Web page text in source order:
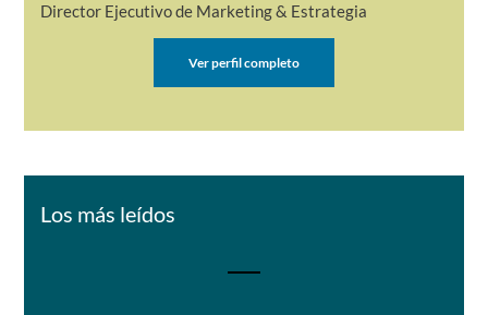
Director Ejecutivo de Marketing & Estrategia
Ver perfil completo
Los más leídos